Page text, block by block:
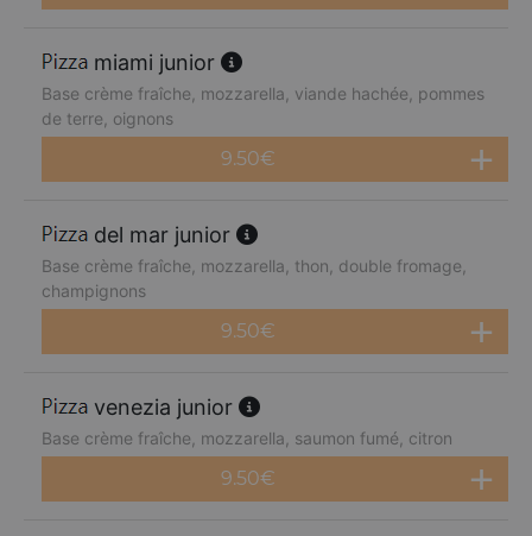
miami junior
Base crème fraîche, mozzarella, viande hachée, pommes
de terre, oignons
9.50€
del mar junior
Base crème fraîche, mozzarella, thon, double fromage,
champignons
9.50€
venezia junior
Base crème fraîche, mozzarella, saumon fumé, citron
9.50€